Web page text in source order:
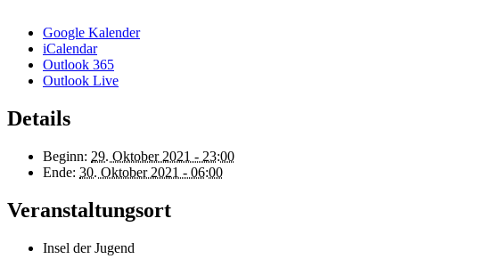
Google Kalender
iCalendar
Outlook 365
Outlook Live
Details
Beginn: 29. Oktober 2021 - 23:00
Ende: 30. Oktober 2021 - 06:00
Veranstaltungsort
Insel der Jugend